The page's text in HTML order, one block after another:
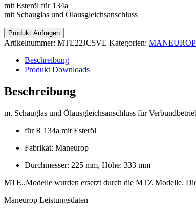
mit Esteröl für 134a
mit Schauglas und Ölausgleichsanschluss
Produkt Anfragen
Artikelnummer: MTE22JC5VE Kategorien: MANEUROP
Beschreibung
Produkt Downloads
Beschreibung
m. Schauglas und Ölausgleichsanschluss für
für R 134a mit Esteröl
Fabrikat: Maneurop
Durchmesser: 225 mm, Höhe: 333 mm
MTE..Modelle wurden ersetzt durch die MTZ Modelle.
Maneurop Leistungsdaten